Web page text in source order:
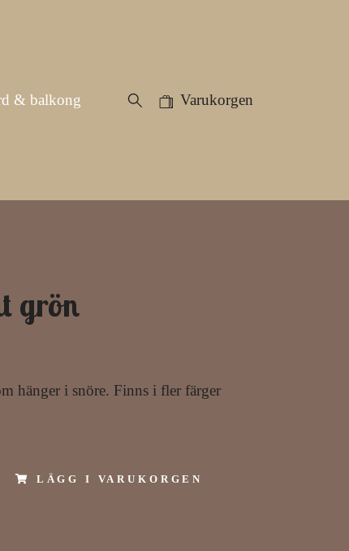
& balkong Varukorgen
grön
hänger i snöre. Finns i fler färger
LÄGG I VARUKORGEN